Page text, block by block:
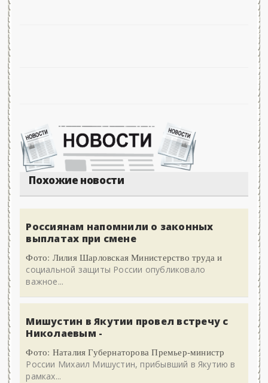
Похожие новости
Россиянам напомнили о законных
выплатах при смене
Фото: Лилия Шарловская Министерство труда и
социальной защиты России опубликовало
важное...
Мишустин в Якутии провел встречу с
Николаевым -
Фото: Наталия Губернаторова Премьер-министр
России Михаил Мишустин, прибывший в Якутию в
рамках...